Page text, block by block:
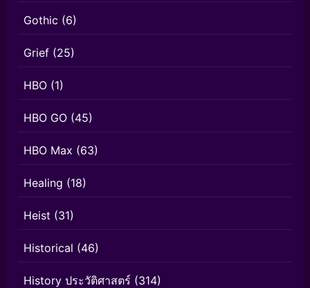
Gothic (6)
Grief (25)
HBO (1)
HBO GO (45)
HBO Max (63)
Healing (18)
Heist (31)
Historical (46)
History ประวัติศาสตร์ (314)